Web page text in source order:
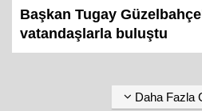
Başkan Tugay
vatandaşlarla buluştu
Daha Fazla